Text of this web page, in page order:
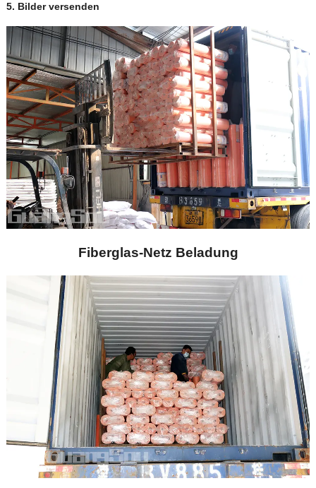
5. Bilder versenden
Fiberglas-Netz Beladung